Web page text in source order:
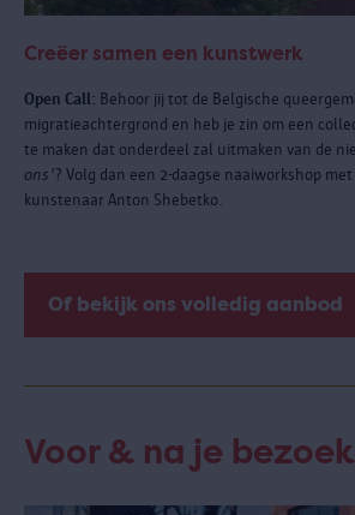
Creëer samen een kunstwerk
Open Call: Behoor jij tot de Belgische
migratieachtergrond en heb je zin om een
te maken dat onderdeel zal uitmaken van de
ons'? Volg dan een 2-daagse naaiworkshop
kunstenaar Anton Shebetko.
Of bekijk ons volledig aanbod
Voor & na je bezoek